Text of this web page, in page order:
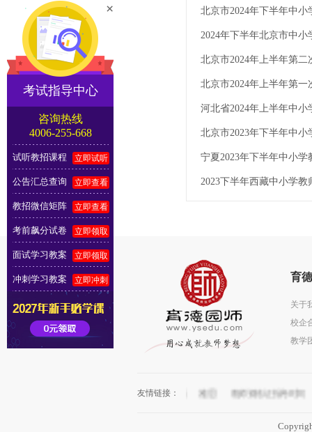
育
关于
校企
教学
友情链接：
线话英语 雅思 教师资格证报考时间
考试指导中心
咨询热线
4006-255-668
试听教招课程 立即试听
公告汇总查询 立即查看
教招微信矩阵 立即查看
考前飙分试卷 立即领取
面试学习教案 立即领取
冲刺学习教案 立即冲刺
×